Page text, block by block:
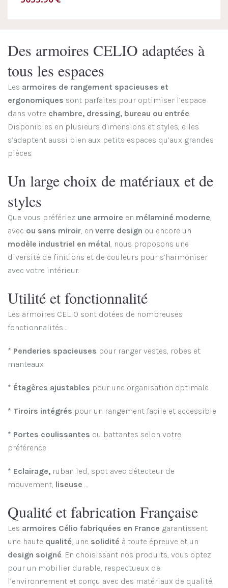
Des armoires CELIO adaptées à
tous les espaces
Les armoires de rangement spacieuses et
ergonomiques sont parfaites pour optimiser l’espace
dans votre chambre, dressing, bureau ou entrée.
Disponibles en plusieurs dimensions et styles, elles
s’adaptent aussi bien aux petits espaces qu’aux grandes
pièces.
Un large choix de matériaux et de
styles
Que vous préfériez une armoire en mélaminé moderne,
avec ou sans miroir, en verre design ou encore un
modèle industriel en métal, nous proposons une
diversité de finitions et de couleurs pour s’harmoniser
avec votre intérieur.
Utilité et fonctionnalité
Les armoires CELIO sont dotées de nombreuses
fonctionnalités :
* Penderies spacieuses pour ranger vestes, robes et
manteaux
* Étagères ajustables pour une organisation optimale
* Tiroirs intégrés pour un rangement facile et accessible
* Portes coulissantes ou battantes selon votre
préférence
* Eclairage,ruban led, spot avec détecteur de
mouvement, liseuse …
Qualité et fabrication Française
Les armoires Célio fabriquées en France garantissent
une haute qualité, une solidité à toute épreuve et un
design soigné. En choisissant nos produits, vous optez
pour un mobilier durable, respectueux de
l’environnement et conçu avec des matériaux de qualité.